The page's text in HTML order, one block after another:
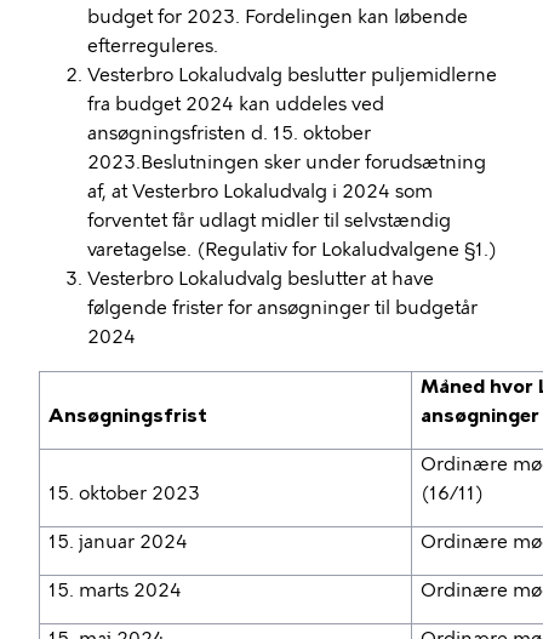
budget for 2023. Fordelingen kan løbende
efterreguleres.
Vesterbro Lokaludvalg beslutter puljemidlerne
fra budget 2024 kan uddeles ved
ansøgningsfristen d. 15. oktober
2023.Beslutningen sker under forudsætning
af, at Vesterbro Lokaludvalg i 2024 som
forventet får udlagt midler til selvstændig
varetagelse. (Regulativ for Lokaludvalgene §1.)
Vesterbro Lokaludvalg beslutter at have
følgende frister for ansøgninger til budgetår
2024
Ansøgningsfrist
Måned hvor
15. oktober 2023
Ordinære
(16/11)
15. januar 2024 Ordinære
15. marts 2024 Ordinære